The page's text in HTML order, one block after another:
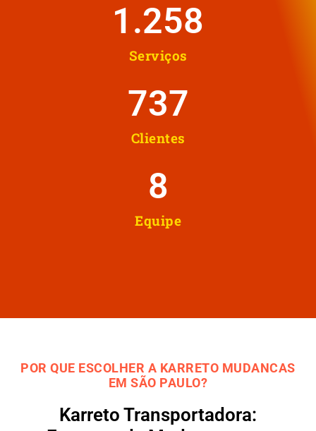
Serviços
1.258
Clientes
737
Equipe
8
POR QUE ESCOLHER A KARRETO MUDANCAS
EM SÃO PAULO?
Karreto Transportadora: